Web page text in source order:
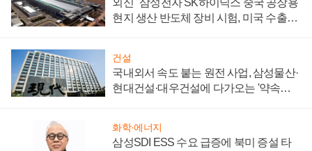
외신 "삼성전자 SK하이닉스 중국 공장용
현지 생산 반도체 장비 시험, 미국 수출통
건설
국내외서 속도 붙는 원전 사업, 삼성물산·
현대건설·대우건설에 다가오는 '약속의
화학·에너지
삼성SDI ESS 수요 급증에 북미 증설 타